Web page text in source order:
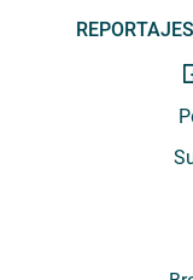
REPORTAJES